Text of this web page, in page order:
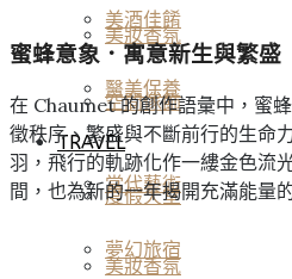
美酒佳餚
空間傢飾
當代藝術
美妝香氛
美妝香氛
醫美保養
TRAVEL
度假天堂
夢幻旅宿
蜜蜂意象．寓意新生與繁盛
在 Chaumet 的創作語彙中，蜜
徵秩序、繁盛與不斷前行的生命
羽，飛行的軌跡化作一縷金色流
間，也為新的一年揭開充滿能量